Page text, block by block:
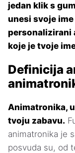
jedan klik s
unesi svoje
personalizirani
koje je tvoje
Definicija
Animatronika,
tvoju zabavu.
animatronika je
posvuda su, od